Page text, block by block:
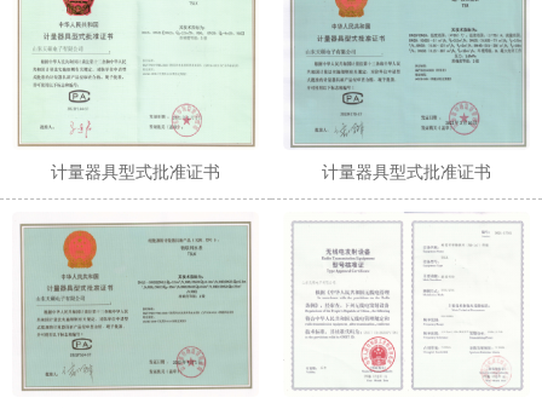
计量器具型式批准证书 计量器具型式批准证书